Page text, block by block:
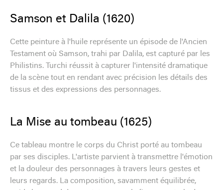
Samson et Dalila (1620)
Cette peinture à l'huile représente un épisode de l'Ancien
Testament où Samson, trahi par Dalila, est capturé par les
Philistins. Turchi réussit à capturer l'intensité dramatique
de la scène tout en rendant avec précision les détails des
tissus et des expressions des personnages.
La Mise au tombeau (1625)
Ce tableau montre le corps du Christ porté au tombeau
par ses disciples. L'artiste parvient à transmettre l'émotion
et la douleur des personnages à travers leurs gestes et
leurs regards. La composition, savamment équilibrée,